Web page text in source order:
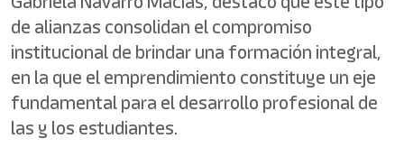
de alianzas consolidan el compromiso
institucional de brindar una formación integral,
en la que el emprendimiento constituye un eje
fundamental para el desarrollo profesional de
las y los estudiantes.